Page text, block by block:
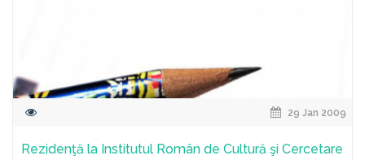
29 Jan 2009
Rezidenţă la Institutul Român de Cultură şi Cercetare